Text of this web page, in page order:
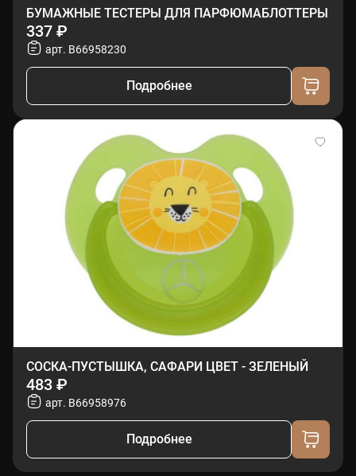
БУМАЖНЫЕ ТЕСТЕРЫ ДЛЯ ПАРФЮМАБЛОТТЕРЫ
337 ₽
арт. B66958230
Подробнее
СОСКА-ПУСТЫШКА, САФАРИ ЦВЕТ - ЗЕЛЕНЫЙ
483 ₽
арт. B66958976
Подробнее